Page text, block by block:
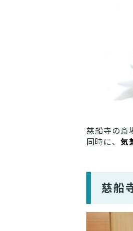
慈船寺の斎
同時に、 気
慈船